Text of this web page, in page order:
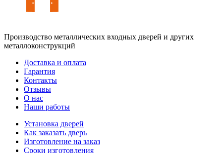
Производство металлических входных дверей и других
металлоконструкций
Доставка и оплата
Гарантия
Контакты
Отзывы
О нас
Наши работы
Установка дверей
Как заказать дверь
Изготовление на заказ
Сроки изготовления